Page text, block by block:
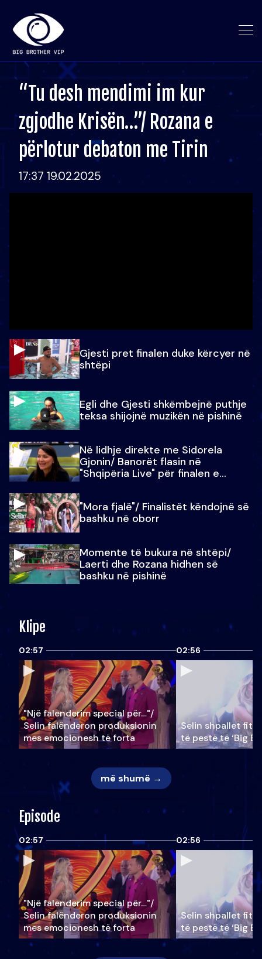
“Tu desh mendimi im kur
zgjodhe Krisën…”/ Rozana e
përlotur debaton me Tirin
17:37 19.02.2025
Gjesti pret finalen duke kërcyer në
shtëpi
Egli dhe Gjesti shkëmbejnë puthje
teksa shijojnë muzikën në pishinë
Në lidhje direkte me Sidorela
Gjonin/ Banorët flasin në
"Shqipëria Live" për finalen e
"Mora fjalë"/ Finalistët këndojnë së
bashku në oborr
Momente të bukura në shtëpi/
Laerti dhe Rozana hidhen së
bashku në pishinë
Klipe
02:57
"Një falenderim special për…"/
Selin falënderon produksionin
mes emocionesh të forta
02:56
Selin shpallet
të pestë të ‘Big
më shumë →
Episode
02:57
"Një falenderim special për…"/
Selin falënderon produksionin
mes emocionesh të forta
02:56
Selin shpallet
të pestë të ‘Big